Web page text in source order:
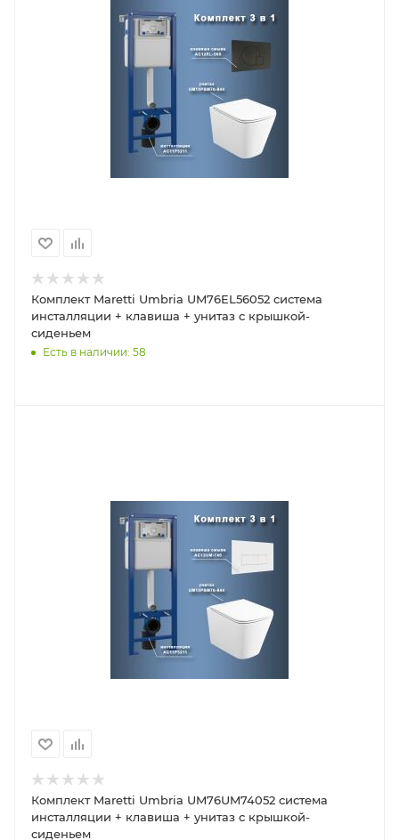
Комплект Maretti Umbria UM76EL56052 система
инсталляции + клавиша + унитаз с крышкой-
сиденьем
Есть в наличии: 58
Комплект Maretti Umbria UM76UM74052 система
инсталляции + клавиша + унитаз с крышкой-
сиденьем